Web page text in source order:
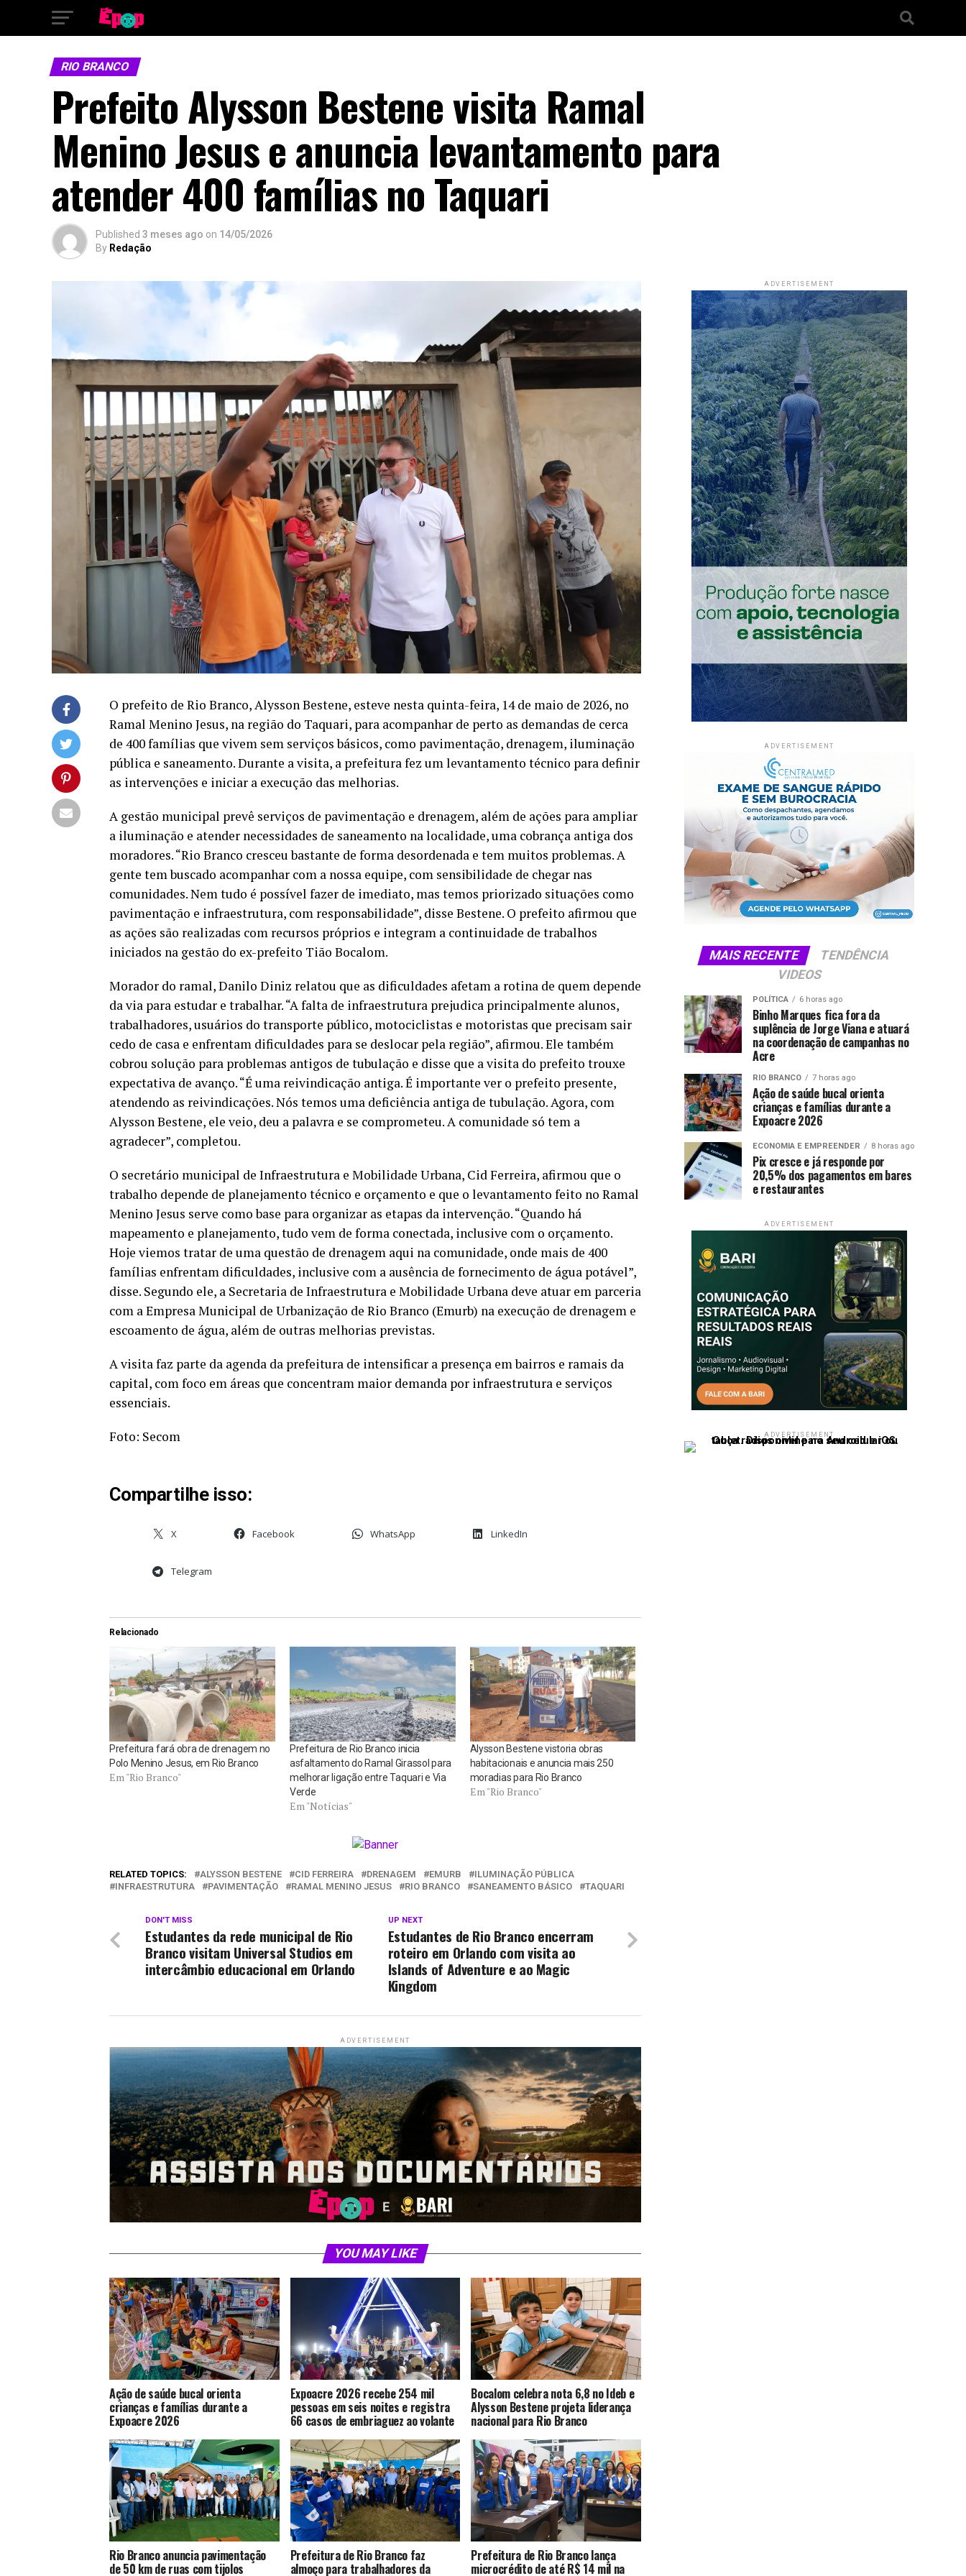
RIO BRANCO
Prefeito Alysson Bestene visita Ramal
Menino Jesus e anuncia levantamento para
atender 400 famílias no Taquari
Published 3 meses ago on 14/05/2026
By Redação
O prefeito de Rio Branco, Alysson Bestene, esteve nesta quinta-feira, 14 de maio de 2026, no
Ramal Menino Jesus, na região do Taquari, para acompanhar de perto as demandas de cerca
de 400 famílias que vivem sem serviços básicos, como pavimentação, drenagem, iluminação
pública e saneamento. Durante a visita, a prefeitura fez um levantamento técnico para definir
as intervenções e iniciar a execução das melhorias.
A gestão municipal prevê serviços de pavimentação e drenagem, além de ações para ampliar
a iluminação e atender necessidades de saneamento na localidade, uma cobrança antiga dos
moradores. “Rio Branco cresceu bastante de forma desordenada e tem muitos problemas. A
gente tem buscado acompanhar com a nossa equipe, com sensibilidade de chegar nas
comunidades. Nem tudo é possível fazer de imediato, mas temos priorizado situações como
pavimentação e infraestrutura, com responsabilidade”, disse Bestene. O prefeito afirmou que
as ações são realizadas com recursos próprios e integram a continuidade de trabalhos
iniciados na gestão do ex-prefeito Tião Bocalom.
Morador do ramal, Danilo Diniz relatou que as dificuldades afetam a rotina de quem depende
da via para estudar e trabalhar. “A falta de infraestrutura prejudica principalmente alunos,
trabalhadores, usuários do transporte público, motociclistas e motoristas que precisam sair
cedo de casa e enfrentam dificuldades para se deslocar pela região”, afirmou. Ele também
cobrou solução para problemas antigos de tubulação e disse que a visita do prefeito trouxe
expectativa de avanço. “É uma reivindicação antiga. É importante ver o prefeito presente,
atendendo as reivindicações. Nós temos uma deficiência antiga de tubulação. Agora, com
Alysson Bestene, ele veio, deu a palavra e se comprometeu. A comunidade só tem a
agradecer”, completou.
O secretário municipal de Infraestrutura e Mobilidade Urbana, Cid Ferreira, afirmou que o
trabalho depende de planejamento técnico e orçamento e que o levantamento feito no Ramal
Menino Jesus serve como base para organizar as etapas da intervenção. “Quando há
mapeamento e planejamento, tudo vem de forma conectada, inclusive com o orçamento.
Hoje viemos tratar de uma questão de drenagem aqui na comunidade, onde mais de 400
famílias enfrentam dificuldades, inclusive com a ausência de fornecimento de água potável”,
disse. Segundo ele, a Secretaria de Infraestrutura e Mobilidade Urbana deve atuar em parceria
com a Empresa Municipal de Urbanização de Rio Branco (Emurb) na execução de drenagem e
escoamento de água, além de outras melhorias previstas.
A visita faz parte da agenda da prefeitura de intensificar a presença em bairros e ramais da
capital, com foco em áreas que concentram maior demanda por infraestrutura e serviços
essenciais.
Foto: Secom
Compartilhe isso:
X Facebook WhatsApp LinkedIn
Telegram
Relacionado
Prefeitura fará obra de drenagem no
Polo Menino Jesus, em Rio Branco
Em "Rio Branco"
Prefeitura de Rio Branco inicia
asfaltamento do Ramal Girassol para
melhorar ligação entre Taquari e Via
Verde
Em "Notícias"
Alysson Bestene vistoria obras
habitacionais e anuncia mais 250
moradias para Rio Branco
Em "Rio Branco"
RELATED TOPICS: ALYSSON BESTENE CID FERREIRA DRENAGEM EMURB
ILUMINAÇÃO PÚBLICA
INFRAESTRUTURA
PAVIMENTAÇÃO RAMAL MENINO JESUS RIO BRANCO SANEAMENTO BÁSICO TAQUARI
UP NEXT
Estudantes de Rio Branco encerram
roteiro em Orlando com visita ao
Islands of Adventure e ao Magic
Kingdom
DON'T MISS
Estudantes da rede municipal de Rio
Branco visitam Universal Studios em
intercâmbio educacional em Orlando
ADVERTISEMENT
YOU MAY LIKE
Ação de saúde bucal orienta
crianças e famílias durante a
Expoacre 2026
Expoacre 2026 recebe 254 mil
pessoas em seis noites e registra
66 casos de embriaguez ao volante
Bocalom celebra nota 6,8 no Ideb e
Alysson Bestene projeta liderança
nacional para Rio Branco
Rio Branco anuncia pavimentação
de 50 km de ruas com tijolos
Prefeitura de Rio Branco faz
almoço para trabalhadores da
Prefeitura de Rio Branco lança
microcrédito de até R$ 14 mil na
ADVERTISEMENT
ADVERTISEMENT
MAIS RECENTE
TENDÊNCIA
VIDEOS
POLÍTICA 6 horas ago
Binho Marques fica fora da
suplência de Jorge Viana e atuará
na coordenação de campanhas no
Acre
RIO BRANCO 7 horas ago
Ação de saúde bucal orienta
crianças e famílias durante a
Expoacre 2026
ECONOMIA E EMPREENDER 8 horas ago
Pix cresce e já responde por
20,5% dos pagamentos em bares
e restaurantes
ADVERTISEMENT
ADVERTISEMENT